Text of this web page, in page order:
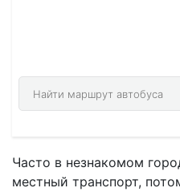
Часто в незнакомом
местный транспорт,